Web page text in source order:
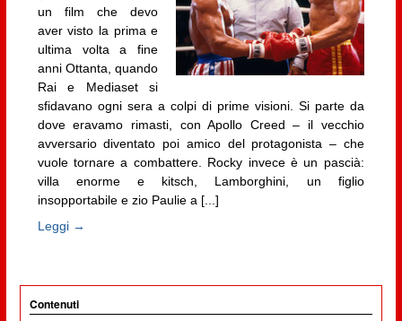
un film che devo
aver visto la prima e
ultima volta a fine
anni Ottanta, quando
Rai e Mediaset si
sfidavano ogni sera a colpi di prime visioni. Si parte da
dove eravamo rimasti, con Apollo Creed – il vecchio
avversario diventato poi amico del protagonista – che
vuole tornare a combattere. Rocky invece è un pascià:
villa enorme e kitsch, Lamborghini, un figlio
insopportabile e zio Paulie a [...]
Leggi →
Contenuti